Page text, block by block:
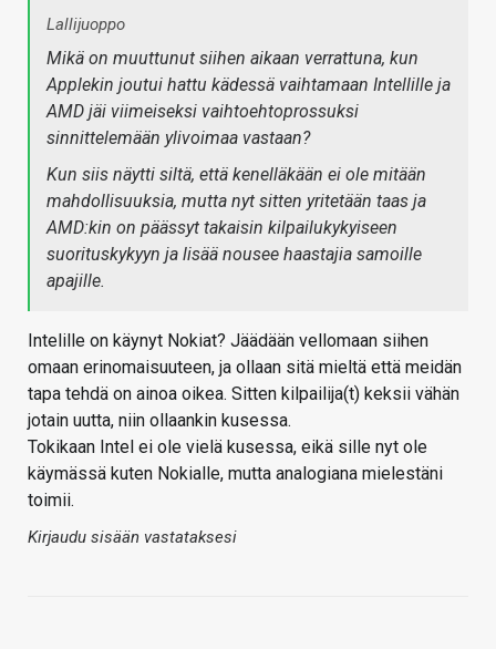
Lallijuoppo
Mikä on muuttunut siihen aikaan verrattuna, kun
Applekin joutui hattu kädessä vaihtamaan Intellille ja
AMD jäi viimeiseksi vaihtoehtoprossuksi
sinnittelemään ylivoimaa vastaan?
Kun siis näytti siltä, että kenelläkään ei ole mitään
mahdollisuuksia, mutta nyt sitten yritetään taas ja
AMD:kin on päässyt takaisin kilpailukykyiseen
suorituskykyyn ja lisää nousee haastajia samoille
apajille.
Intelille on käynyt Nokiat? Jäädään vellomaan siihen
omaan erinomaisuuteen, ja ollaan sitä mieltä että meidän
tapa tehdä on ainoa oikea. Sitten kilpailija(t) keksii vähän
jotain uutta, niin ollaankin kusessa.
Tokikaan Intel ei ole vielä kusessa, eikä sille nyt ole
käymässä kuten Nokialle, mutta analogiana mielestäni
toimii.
Kirjaudu sisään vastataksesi